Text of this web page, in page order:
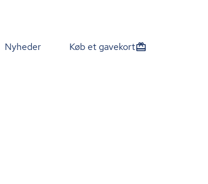
Nyheder Køb et gavekort